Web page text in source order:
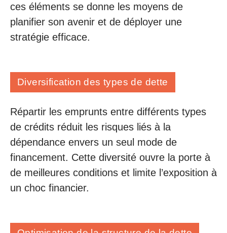
ces éléments se donne les moyens de
planifier son avenir et de déployer une
stratégie efficace.
Diversification des types de dette
Répartir les emprunts entre différents types
de crédits réduit les risques liés à la
dépendance envers un seul mode de
financement. Cette diversité ouvre la porte à
de meilleures conditions et limite l’exposition à
un choc financier.